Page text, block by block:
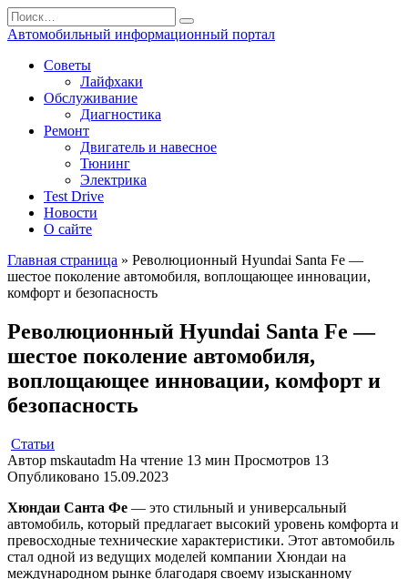
Перейти
к
Search
for:
Автомобильный информационный портал
Советы
Лайфхаки
Обслуживание
Диагностика
Ремонт
Двигатель и навесное
Тюнинг
Электрика
Test Drive
Новости
О сайте
Главная страница » Революционный Hyundai Santa Fe —
шестое поколение автомобиля, воплощающее инновации,
комфорт и безопасность
Революционный Hyundai Santa Fe —
шестое поколение автомобиля,
воплощающее инновации, комфорт и
безопасность
Статьи
Автор mskautadm На чтение 13 мин Просмотров 13
Опубликовано 15.09.2023
Хюндаи Санта Фе — это стильный и универсальный
автомобиль, который предлагает высокий уровень комфорта и
превосходные технические характеристики. Этот автомобиль
стал одной из ведущих моделей компании Хюндаи на
международном рынке благодаря своему изысканному